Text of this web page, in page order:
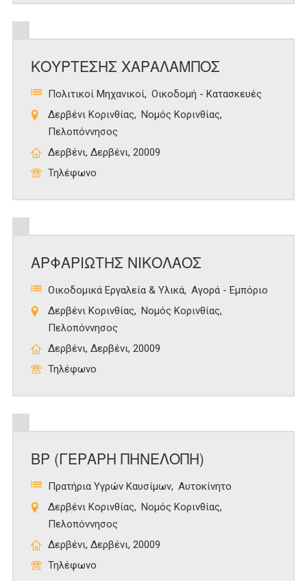
ΚΟΥΡΤΕΣΗΣ ΧΑΡΑΛΑΜΠΟΣ
Πολιτικοί Μηχανικοί Οικοδομή - Κατασκευές
Δερβένι Κορινθίας
Νομός Κορινθίας
Πελοπόννησος
Δερβένι, Δερβένι, 20009
Τηλέφωνο
ΑΡΦΑΡΙΩΤΗΣ ΝΙΚΟΛΑΟΣ
Οικοδομικά Εργαλεία & Υλικά Αγορά - Εμπόριο
Δερβένι Κορινθίας
Νομός Κορινθίας
Πελοπόννησος
Δερβένι, Δερβένι, 20009
Τηλέφωνο
ΒΡ (ΓΕΡΑΡΗ ΠΗΝΕΛΟΠΗ)
Πρατήρια Υγρών Καυσίμων Αυτοκίνητο
Δερβένι Κορινθίας
Νομός Κορινθίας
Πελοπόννησος
Δερβένι, Δερβένι, 20009
Τηλέφωνο